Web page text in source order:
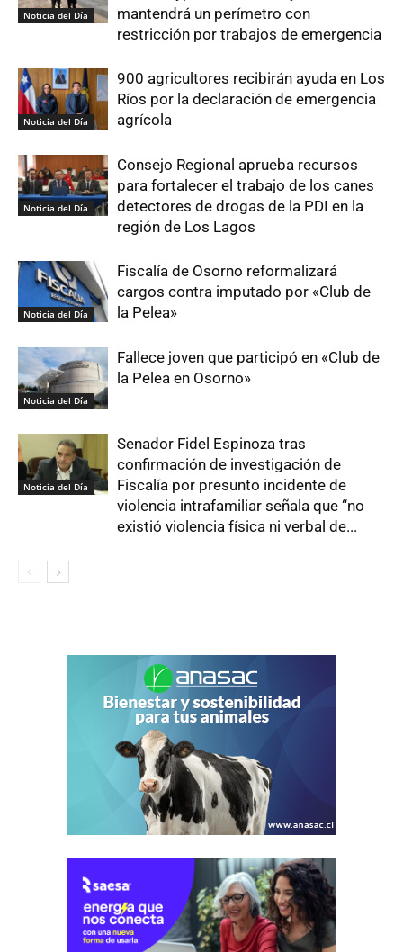
Noticia del Día
mantendrá un perímetro con
restricción por trabajos de emergencia
Noticia del Día
900 agricultores recibirán ayuda en Los
Ríos por la declaración de emergencia
agrícola
Noticia del Día
Consejo Regional aprueba recursos
para fortalecer el trabajo de los canes
detectores de drogas de la PDI en la
región de Los Lagos
Noticia del Día
Fiscalía de Osorno reformalizará
cargos contra imputado por «Club de
la Pelea»
Noticia del Día
Fallece joven que participó en «Club de
la Pelea en Osorno»
Noticia del Día
Senador Fidel Espinoza tras
confirmación de investigación de
Fiscalía por presunto incidente de
violencia intrafamiliar señala que “no
existió violencia física ni verbal de...